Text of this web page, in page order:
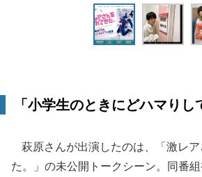
「小学生のときにどハマりし
萩原さんが出演したのは、「激レア
た。」の未公開トークシーン。同番